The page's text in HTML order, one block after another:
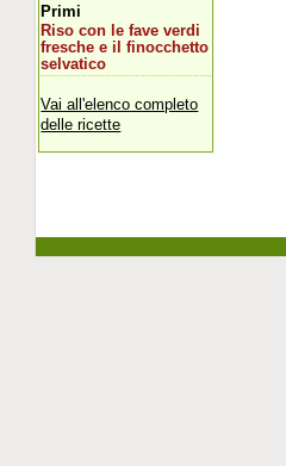
Primi
Riso con le fave verdi
fresche e il finocchetto
selvatico
Vai all'elenco completo
delle ricette